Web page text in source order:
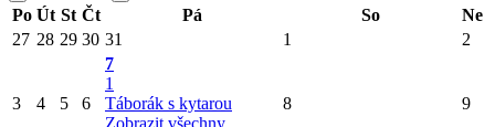
Po Út St Čt Pá So
Ne
27 28 29 30 31 1 2
3 4 5 6
7
1
Táborák s kytarou
Zobrazit všechny
8 9